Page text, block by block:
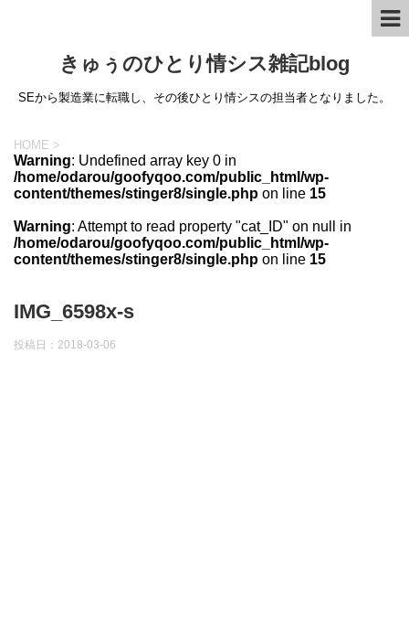
きゅぅのひとり情シス雑記blog
SEから製造業に転職し、その後ひとり情シスの担当者となりました。
HOME >
Warning: Undefined array key 0 in
/home/odarou/goofyqoo.com/public_html/wp-
content/themes/stinger8/single.php on line 15
Warning: Attempt to read property "cat_ID" on null in
/home/odarou/goofyqoo.com/public_html/wp-
content/themes/stinger8/single.php on line 15
IMG_6598x-s
投稿日： 2018-03-06